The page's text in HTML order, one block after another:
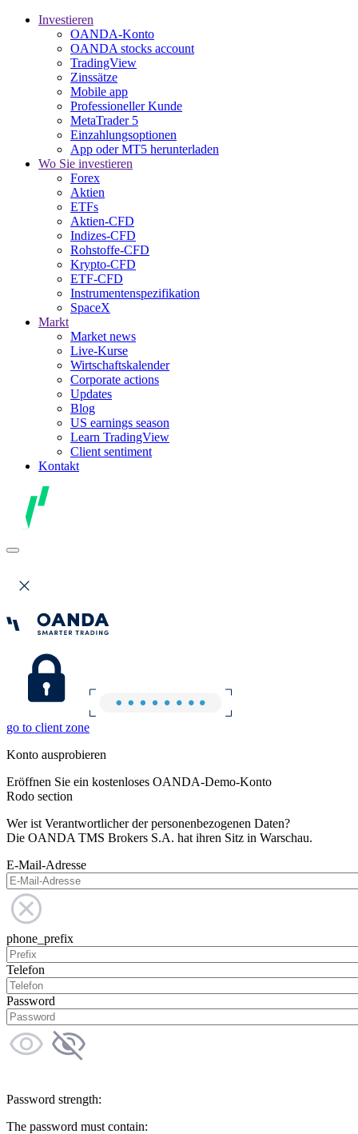
Investieren
OANDA-Konto
OANDA stocks account
TradingView
Zinssätze
Mobile app
Professioneller Kunde
MetaTrader 5
Einzahlungsoptionen
App oder MT5 herunterladen
Wo Sie investieren
Forex
Aktien
ETFs
Aktien-CFD
Indizes-CFD
Rohstoffe-CFD
Krypto-CFD
ETF-CFD
Instrumentenspezifikation
SpaceX
Markt
Market news
Live-Kurse
Wirtschaftskalender
Corporate actions
Updates
Blog
US earnings season
Learn TradingView
Client sentiment
Kontakt
go to client zone
Konto ausprobieren
Eröffnen Sie ein kostenloses OANDA-Demo-Konto
Rodo section
Wer ist Verantwortlicher der personenbezogenen Daten?
Die OANDA TMS Brokers S.A. hat ihren Sitz in Warschau.
E-Mail-Adresse
phone_prefix
Telefon
Password
Password strength:
The password must contain: